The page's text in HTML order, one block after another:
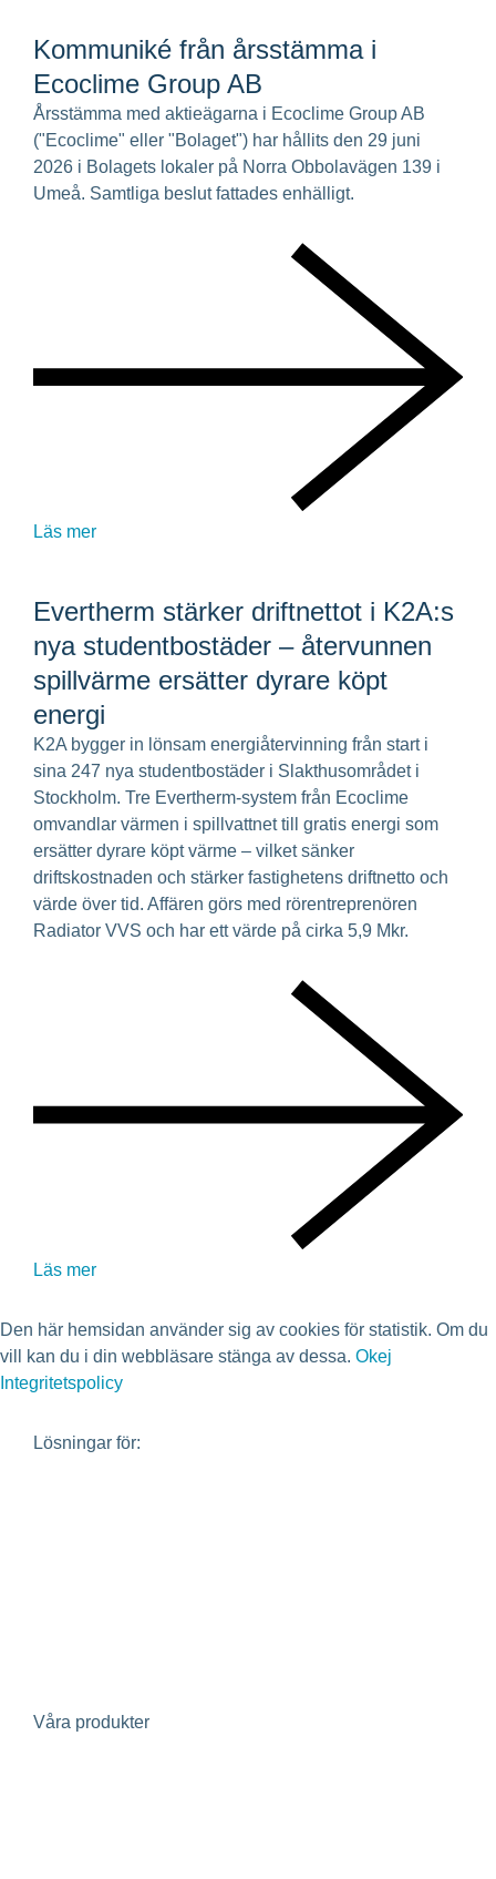
Kommuniké från årsstämma i
Ecoclime Group AB
Årsstämma med aktieägarna i Ecoclime Group AB
("Ecoclime" eller "Bolaget") har hållits den 29 juni
2026 i Bolagets lokaler på Norra Obbolavägen 139 i
Umeå. Samtliga beslut fattades enhälligt.
Läs mer
Evertherm stärker driftnettot i K2A:s
nya studentbostäder – återvunnen
spillvärme ersätter dyrare köpt
energi
K2A bygger in lönsam energiåtervinning från start i
sina 247 nya studentbostäder i Slakthusområdet i
Stockholm. Tre Evertherm-system från Ecoclime
omvandlar värmen i spillvattnet till gratis energi som
ersätter dyrare köpt värme – vilket sänker
driftskostnaden och stärker fastighetens driftnetto och
värde över tid. Affären görs med rörentreprenören
Radiator VVS och har ett värde på cirka 5,9 Mkr.
Läs mer
Den här hemsidan använder sig av cookies för statistik. Om du
vill kan du i din webbläsare stänga av dessa. Okej
Integritetspolicy
Lösningar för:
Våra produkter